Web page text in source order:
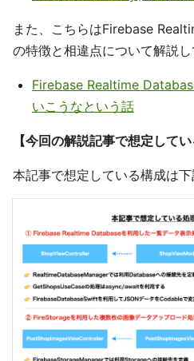
また、こちらはFirebase
の特徴と相違点について解説し
Firebase Realtime
いこうなという話
【今回の解説記事で想定してい
本記事で想定している構成は下